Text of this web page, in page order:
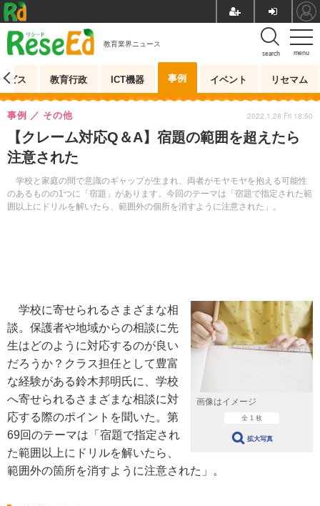
menu
search
教育業界ニュース
ビス 教育行政 ICT機器 事例 イベント リセマム
【クレーム対応Q＆A】宿題の範囲を超えたら
注意された
学校と家庭の間で意識のギャップが生まれ、両者がモヤモヤを抱える可能性
のあるものの1つに「宿題」があります。今回のテーマは「宿題で指定された範
囲以上にドリルを解いたら、範囲外の個所を消すように注意された」。
事例 その他 2022.1.28 Fri 18:50
画像はイメージ
全 1 枚
拡大写真
学校に寄せられるさまざまな相
談。保護者や地域からの相談に先
生はどのように対応するのが良い
だろうか？クラス担任として豊富
な経験がある鈴木邦明氏に、学校
へ寄せられるさまざまな相談に対
応する際のポイントを聞いた。第
69回のテーマは「宿題で指定され
た範囲以上にドリルを解いたら、
範囲外の箇所を消すように注意された」。